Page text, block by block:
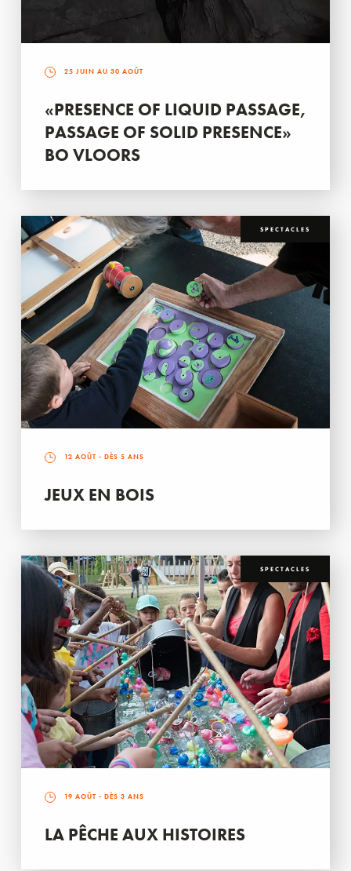
25 JUIN AU 30 AOÛT
«PRESENCE OF LIQUID PASSAGE,
PASSAGE OF SOLID PRESENCE»
BO VLOORS
SPECTACLES
12 AOÛT - DÈS 5 ANS
JEUX EN BOIS
SPECTACLES
19 AOÛT - DÈS 3 ANS
LA PÊCHE AUX HISTOIRES